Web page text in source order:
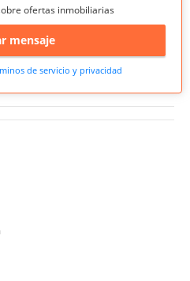
ofertas inmobiliarias
mensaje
de servicio y privacidad